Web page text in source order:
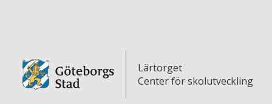
Lärtorget
Center för skolutveckling